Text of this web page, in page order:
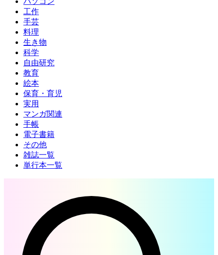
工作
手芸
料理
生き物
科学
自由研究
教育
絵本
保育・育児
実用
マンガ関連
手帳
電子書籍
その他
雑誌一覧
単行本一覧